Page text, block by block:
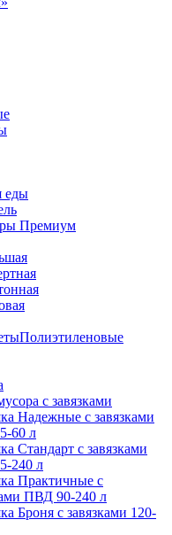
еды
Премиум
Полиэтиленовые
с завязками
Надежные с завязками
60 л
Стандарт с завязками
240 л
Практичные с
ПВД 90-240 л
Броня с завязками 120-